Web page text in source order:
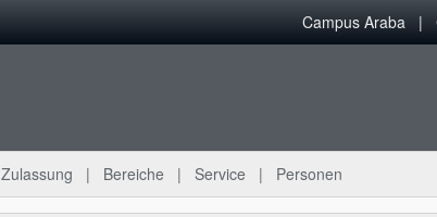
Campus Araba
Zulassung Bereiche Service Personen